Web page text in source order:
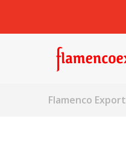
Flamenco Export